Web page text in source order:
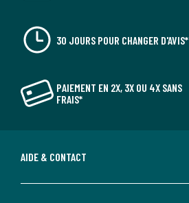
30 JOURS POUR CHANGER D'AVIS*
PAIEMENT EN 2X, 3X OU 4X SANS
FRAIS*
AIDE & CONTACT